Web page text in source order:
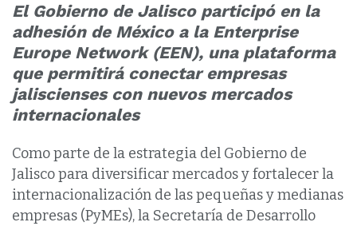
El Gobierno de Jalisco participó en la
adhesión de México a la Enterprise
Europe Network (EEN), una plataforma
que permitirá conectar empresas
jaliscienses con nuevos mercados
internacionales
Como parte de la estrategia del Gobierno de
Jalisco para diversificar mercados y fortalecer la
internacionalización de las pequeñas y medianas
empresas (PyMEs), la Secretaría de Desarrollo